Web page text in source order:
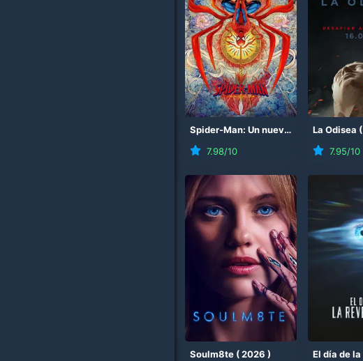
Spider-Man: Un nuevo día (2026)
7.98/10
La Odisea (
7.95/10
Soulm8te (2026 )